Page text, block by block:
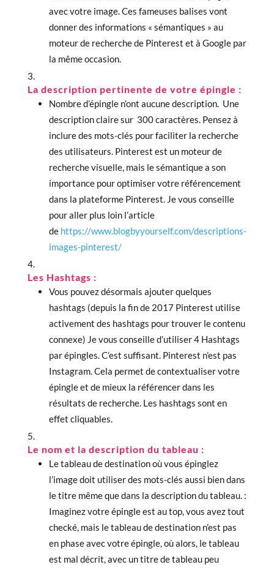
avec votre image. Ces fameuses balises vont
donner des informations « sémantiques » au
moteur de recherche de Pinterest et à Google par
la même occasion.
La description pertinente de votre épingle :
Nombre d’épingle n’ont aucune description. Une
description claire sur 300 caractères. Pensez à
inclure des mots-clés pour faciliter la recherche
des utilisateurs. Pinterest est un moteur de
recherche visuelle, mais le sémantique a son
importance pour optimiser votre référencement
dans la plateforme Pinterest. Je vous conseille
pour aller plus loin l’article
de https://www.blogbyyourself.com/descriptions-
images-pinterest/
Les Hashtags :
Vous pouvez désormais ajouter quelques
hashtags (depuis la fin de 2017 Pinterest utilise
activement des hashtags pour trouver le contenu
connexe) Je vous conseille d’utiliser 4 Hashtags
par épingles. C’est suffisant. Pinterest n’est pas
Instagram. Cela permet de contextualiser votre
épingle et de mieux la référencer dans les
résultats de recherche. Les hashtags sont en
effet cliquables.
Le nom et la description du tableau :
Le tableau de destination où vous épinglez
l’image doit utiliser des mots-clés aussi bien dans
le titre même que dans la description du tableau. :
Imaginez votre épingle est au top, vous avez tout
checké, mais le tableau de destination n’est pas
en phase avec votre épingle, où alors, le tableau
est mal décrit, avec un titre de tableau peu